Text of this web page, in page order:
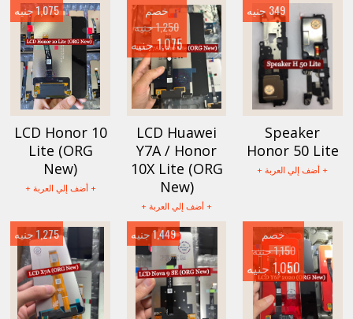
Speaker
Honor 50 Lite
+ أضف إلي العربة +
349 جنيه
LCD Huawei
Y7A / Honor
10X Lite (ORG
New)
+ أضف إلي العربة +
خصم
1,250 جنيه
1,075 جنيه
LCD Honor 10
Lite (ORG
New)
+ أضف إلي العربة +
1,075 جنيه
خصم
1,150 جنيه
1,050 جنيه
1,449 جنيه 1,275 جنيه